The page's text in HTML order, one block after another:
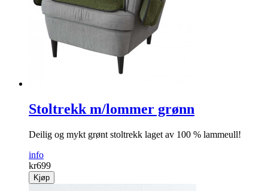
Stoltrekk m/lommer grønn
Deilig og mykt grønt stoltrekk laget av 100 % lammeull!
info
kr699
Kjøp